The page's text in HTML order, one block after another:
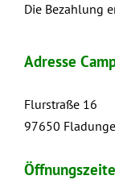
Die Bezahlung
Adresse
Flurstraße 16
97650